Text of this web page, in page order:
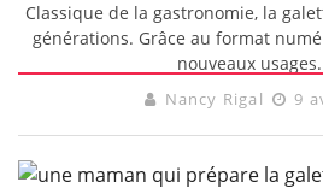
Classique de la gastronomie, la
générations. Grâce au format
nouveaux
Nancy Rigal 9